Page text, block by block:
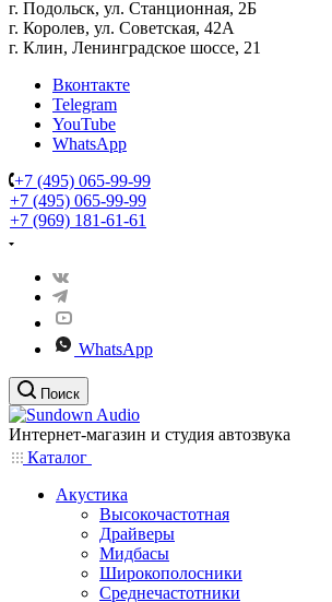
г. Подольск, ул. Станционная, 2Б
г. Королев, ул. Советская, 42А
г. Клин, Ленинградское шоссе, 21
Вконтакте
Telegram
YouTube
WhatsApp
+7 (495) 065-99-99
+7 (495) 065-99-99
+7 (969) 181-61-61
WhatsApp
Поиск
Интернет-магазин и студия автозвука
Каталог
Акустика
Высокочастотная
Драйверы
Мидбасы
Широкополосники
Среднечастотники